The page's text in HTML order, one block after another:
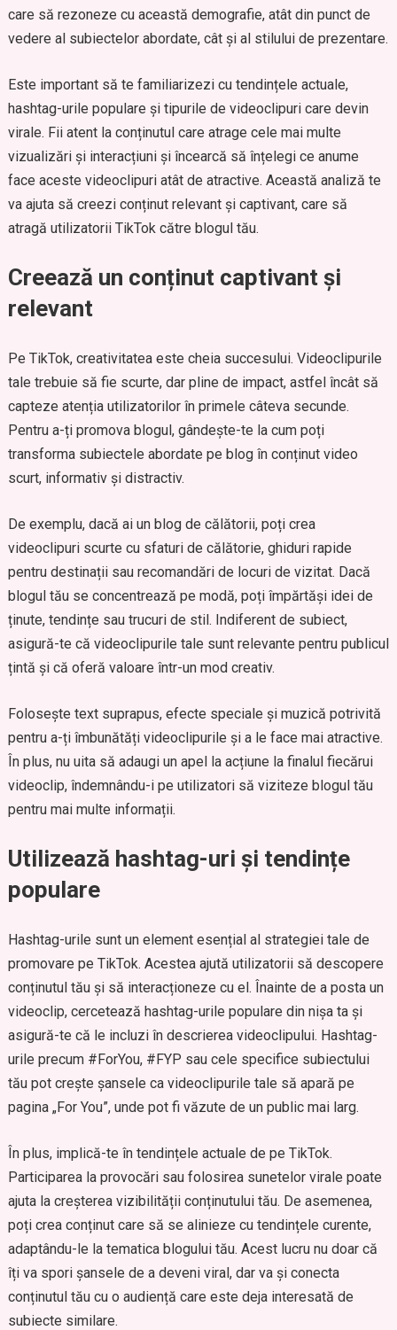
care să rezoneze cu această demografie, atât din punct de
vedere al subiectelor abordate, cât și al stilului de prezentare.
Este important să te familiarizezi cu tendințele actuale,
hashtag-urile populare și tipurile de videoclipuri care devin
virale. Fii atent la conținutul care atrage cele mai multe
vizualizări și interacțiuni și încearcă să înțelegi ce anume
face aceste videoclipuri atât de atractive. Această analiză te
va ajuta să creezi conținut relevant și captivant, care să
atragă utilizatorii TikTok către blogul tău.
Creează un conținut captivant și
relevant
Pe TikTok, creativitatea este cheia succesului. Videoclipurile
tale trebuie să fie scurte, dar pline de impact, astfel încât să
capteze atenția utilizatorilor în primele câteva secunde.
Pentru a-ți promova blogul, gândește-te la cum poți
transforma subiectele abordate pe blog în conținut video
scurt, informativ și distractiv.
De exemplu, dacă ai un blog de călătorii, poți crea
videoclipuri scurte cu sfaturi de călătorie, ghiduri rapide
pentru destinații sau recomandări de locuri de vizitat. Dacă
blogul tău se concentrează pe modă, poți împărtăși idei de
ținute, tendințe sau trucuri de stil. Indiferent de subiect,
asigură-te că videoclipurile tale sunt relevante pentru publicul
țintă și că oferă valoare într-un mod creativ.
Folosește text suprapus, efecte speciale și muzică potrivită
pentru a-ți îmbunătăți videoclipurile și a le face mai atractive.
În plus, nu uita să adaugi un apel la acțiune la finalul fiecărui
videoclip, îndemnându-i pe utilizatori să viziteze blogul tău
pentru mai multe informații.
Utilizează hashtag-uri și tendințe
populare
Hashtag-urile sunt un element esențial al strategiei tale de
promovare pe TikTok. Acestea ajută utilizatorii să descopere
conținutul tău și să interacționeze cu el. Înainte de a posta un
videoclip, cercetează hashtag-urile populare din nișa ta și
asigură-te că le incluzi în descrierea videoclipului. Hashtag-
urile precum #ForYou, #FYP sau cele specifice subiectului
tău pot crește șansele ca videoclipurile tale să apară pe
pagina „For You”, unde pot fi văzute de un public mai larg.
În plus, implică-te în tendințele actuale de pe TikTok.
Participarea la provocări sau folosirea sunetelor virale poate
ajuta la creșterea vizibilității conținutului tău. De asemenea,
poți crea conținut care să se alinieze cu tendințele curente,
adaptându-le la tematica blogului tău. Acest lucru nu doar că
îți va spori șansele de a deveni viral, dar va și conecta
conținutul tău cu o audiență care este deja interesată de
subiecte similare.